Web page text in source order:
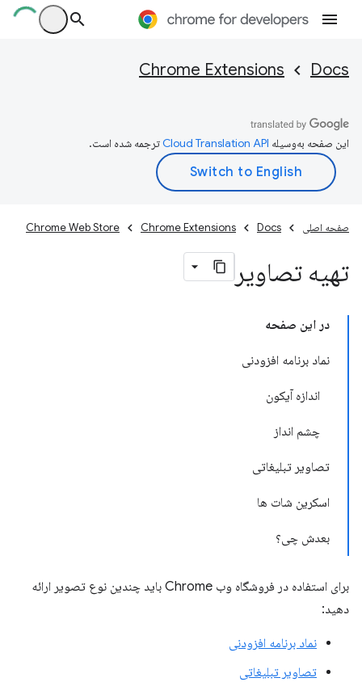
Docs
Chrome Extensions
این صفحه به‌وسیله ترجمه شده است.
صفحه اصلی Docs
Chrome Extensions
Chrome Web Store
تهیه تصاویر
در این صفحه
نماد برنامه افزودنی
اندازه آیکون
چشم انداز
تصاویر تبلیغاتی
اسکرین شات ها
بعدش چی؟
برای استفاده در فروشگاه وب Chrome باید چندین نوع تصویر ارائه
دهید:
نماد برنامه افزودنی
تصاویر تبلیغاتی